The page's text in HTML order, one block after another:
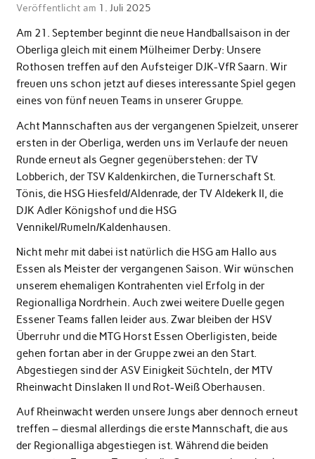
Veröffentlicht am 1. Juli 2025
Am 21. September beginnt die neue Handballsaison in der
Oberliga gleich mit einem Mülheimer Derby: Unsere
Rothosen treffen auf den Aufsteiger DJK-VfR Saarn. Wir
freuen uns schon jetzt auf dieses interessante Spiel gegen
eines von fünf neuen Teams in unserer Gruppe.
Acht Mannschaften aus der vergangenen Spielzeit, unserer
ersten in der Oberliga, werden uns im Verlaufe der neuen
Runde erneut als Gegner gegenüberstehen: der TV
Lobberich, der TSV Kaldenkirchen, die Turnerschaft St.
Tönis, die HSG Hiesfeld/Aldenrade, der TV Aldekerk II, die
DJK Adler Königshof und die HSG
Vennikel/Rumeln/Kaldenhausen.
Nicht mehr mit dabei ist natürlich die HSG am Hallo aus
Essen als Meister der vergangenen Saison. Wir wünschen
unserem ehemaligen Kontrahenten viel Erfolg in der
Regionalliga Nordrhein. Auch zwei weitere Duelle gegen
Essener Teams fallen leider aus. Zwar bleiben der HSV
Überruhr und die MTG Horst Essen Oberligisten, beide
gehen fortan aber in der Gruppe zwei an den Start.
Abgestiegen sind der ASV Einigkeit Süchteln, der MTV
Rheinwacht Dinslaken II und Rot-Weiß Oberhausen.
Auf Rheinwacht werden unsere Jungs aber dennoch erneut
treffen – diesmal allerdings die erste Mannschaft, die aus
der Regionalliga abgestiegen ist. Während die beiden